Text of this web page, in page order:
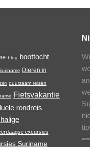
blog
boottocht
Dieren in
duurzaam reizen
Fietsvakantie
rondreis
excursies
Suriname